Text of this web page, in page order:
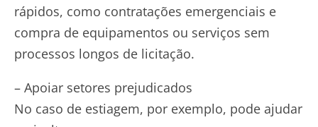
rápidos, como contratações emergenciais e
compra de equipamentos ou serviços sem
processos longos de licitação.
– Apoiar setores prejudicados
No caso de estiagem, por exemplo, pode ajudar